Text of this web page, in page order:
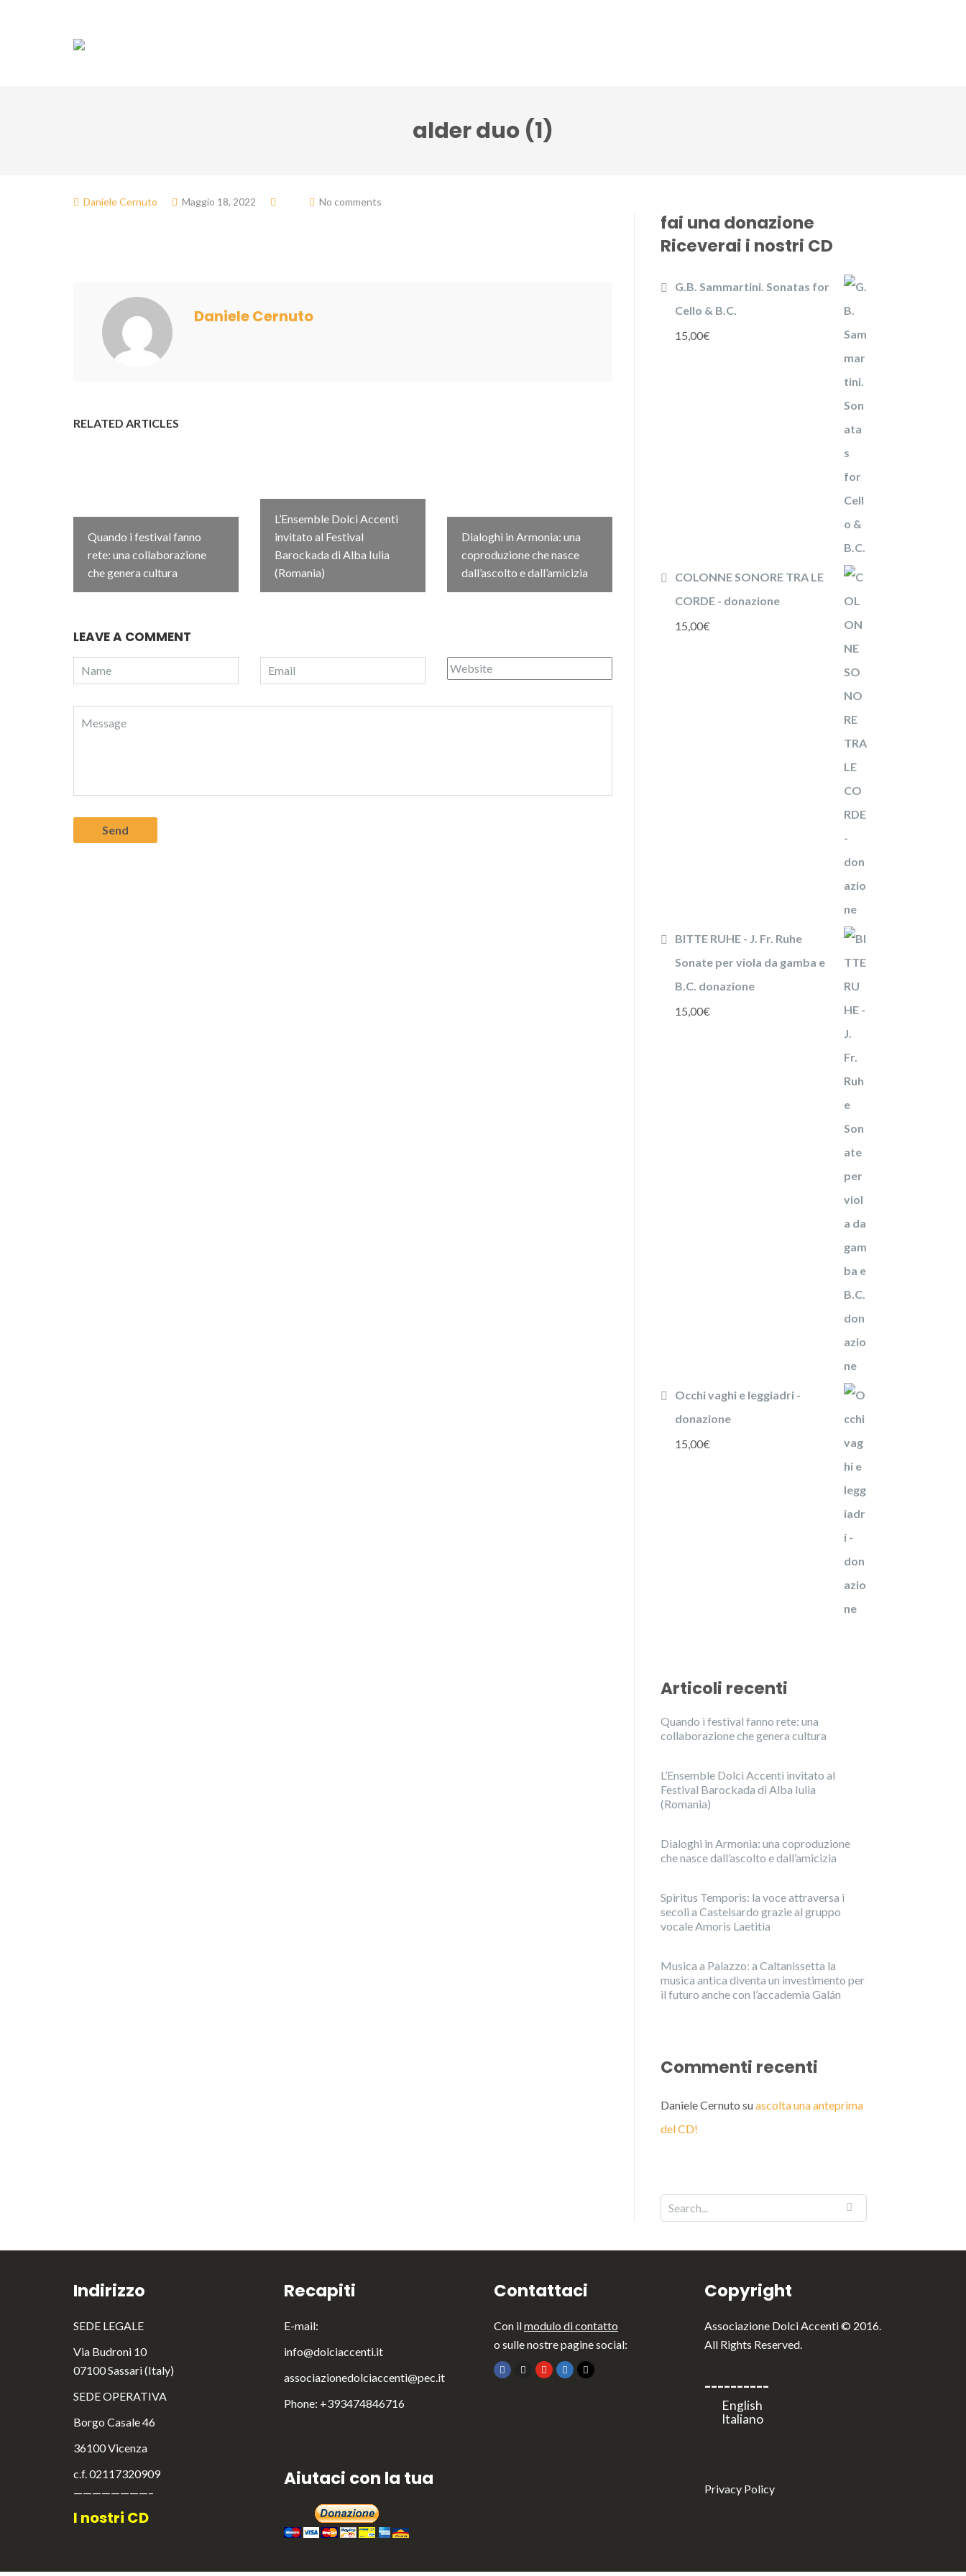
alder duo (1)
Daniele Cernuto Maggio 18, 2022 No comments
Daniele Cernuto
RELATED ARTICLES
Quando i festival fanno
rete: una collaborazione
che genera cultura
L’Ensemble Dolci Accenti
invitato al Festival
Barockada di Alba Iulia
(Romania)
Dialoghi in Armonia: una
coproduzione che nasce
dall’ascolto e dall’amicizia
LEAVE A COMMENT
fai una donazione
Riceverai i nostri CD
G.B. Sammartini. Sonatas for
Cello & B.C.
15,00€
COLONNE SONORE TRA LE
CORDE - donazione
15,00€
BITTE RUHE - J. Fr. Ruhe
Sonate per viola da gamba e
B.C. donazione
15,00€
Occhi vaghi e leggiadri -
donazione
15,00€
Articoli recenti
Quando i festival fanno rete: una
collaborazione che genera cultura
L’Ensemble Dolci Accenti invitato al
Festival Barockada di Alba Iulia
(Romania)
Dialoghi in Armonia: una coproduzione
che nasce dall’ascolto e dall’amicizia
Spiritus Temporis: la voce attraversa i
secoli a Castelsardo grazie al gruppo
vocale Amoris Laetitia
Musica a Palazzo: a Caltanissetta la
musica antica diventa un investimento per
il futuro anche con l’accademia Galán
Commenti recenti
Daniele Cernuto suascolta una anteprima
del CD!
Indirizzo
SEDE LEGALE
Via Budroni 10
07100 Sassari (Italy)
SEDE OPERATIVA
Borgo Casale 46
36100 Vicenza
c.f. 02117320909
————————–
I nostri CD
Recapiti
E-mail:
info@dolciaccenti.it
associazionedolciaccenti@pec.it
Phone: +393474846716
Aiutaci con la tua
Contattaci
Con ilmodulo di contatto
o sulle nostre pagine social:
Copyright
Associazione Dolci Accenti © 2016.
All Rights Reserved.
----------
Italiano
Privacy Policy